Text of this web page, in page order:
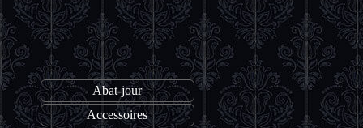
Abat-jour
Taille d’abat jour
Pieds de lampe
Accessoires